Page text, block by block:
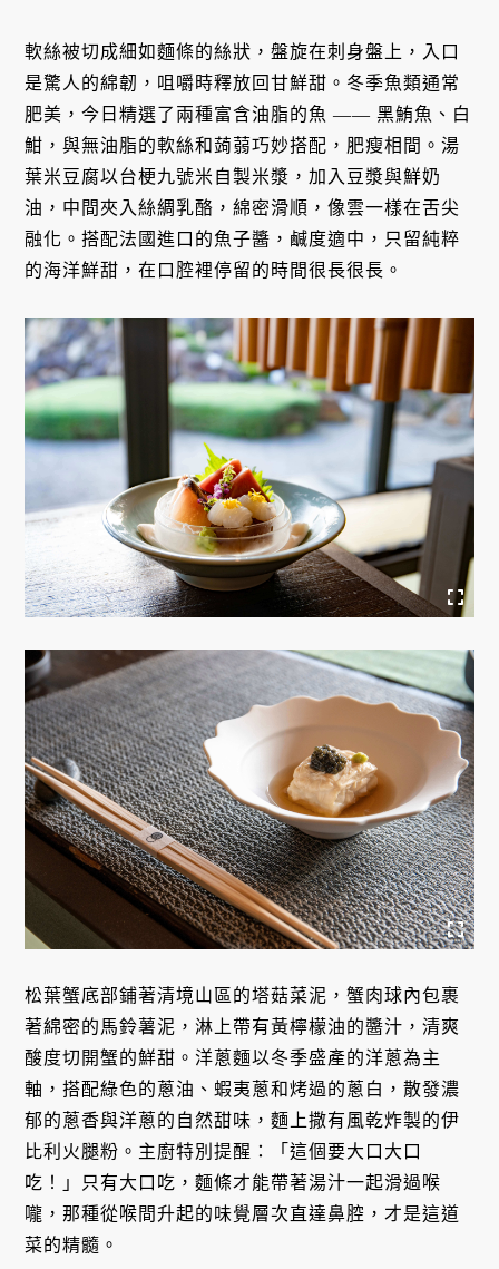
軟絲被切成細如麵條的絲狀，盤旋在刺身盤上，入口
是驚人的綿韌，咀嚼時釋放回甘鮮甜。冬季魚類通常
肥美，今日精選了兩種富含油脂的魚 —— 黑鮪魚、白
魽，與無油脂的軟絲和蒟蒻巧妙搭配，肥瘦相間。湯
葉米豆腐以台梗九號米自製米漿，加入豆漿與鮮奶
油，中間夾入絲綢乳酪，綿密滑順，像雲一樣在舌尖
融化。搭配法國進口的魚子醬，鹹度適中，只留純粹
的海洋鮮甜，在口腔裡停留的時間很長很長。
松葉蟹底部鋪著清境山區的塔菇菜泥，蟹肉球內包裹
著綿密的馬鈴薯泥，淋上帶有黃檸檬油的醬汁，清爽
酸度切開蟹的鮮甜。洋蔥麵以冬季盛產的洋蔥為主
軸，搭配綠色的蔥油、蝦夷蔥和烤過的蔥白，散發濃
郁的蔥香與洋蔥的自然甜味，麵上撒有風乾炸製的伊
比利火腿粉。主廚特別提醒：「這個要大口大口
吃！」只有大口吃，麵條才能帶著湯汁一起滑過喉
嚨，那種從喉間升起的味覺層次直達鼻腔，才是這道
菜的精髓。